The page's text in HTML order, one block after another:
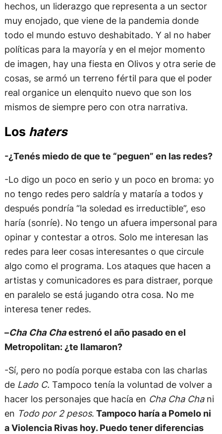
hechos, un liderazgo que representa a un sector
muy enojado, que viene de la pandemia donde
todo el mundo estuvo deshabitado. Y al no haber
políticas para la mayoría y en el mejor momento
de imagen, hay una fiesta en Olivos y otra serie de
cosas, se armó un terreno fértil para que el poder
real organice un elenquito nuevo que son los
mismos de siempre pero con otra narrativa.
Los haters
-¿Tenés miedo de que te “peguen” en las redes?
-Lo digo un poco en serio y un poco en broma: yo
no tengo redes pero saldría y mataría a todos y
después pondría “la soledad es irreductible”, eso
haría (sonríe). No tengo un afuera impersonal para
opinar y contestar a otros. Solo me interesan las
redes para leer cosas interesantes o que circule
algo como el programa. Los ataques que hacen a
artistas y comunicadores es para distraer, porque
en paralelo se está jugando otra cosa. No me
interesa tener redes.
–Cha Cha Chaestrenó el año pasado en el
Metropolitan: ¿te llamaron?
-Sí, pero no podía porque estaba con las charlas
de Lado C. Tampoco tenía la voluntad de volver a
hacer los personajes que hacía en Cha Cha Cha ni
en Todo por 2 pesos. Tampoco haría a Pomelo ni
a Violencia Rivas hoy. Puedo tener diferencias